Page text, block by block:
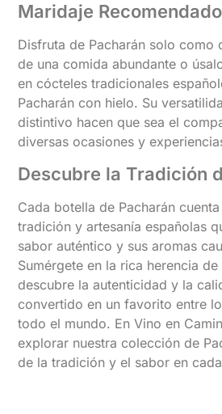
Maridaje Recomendado
Disfruta de Pacharán solo como
de una comida abundante o
en cócteles tradicionales
Pacharán con hielo. Su
distintivo hacen que sea el
diversas ocasiones y
Descubre la Tradición
Cada botella de Pacharán
tradición y artesanía españolas
sabor auténtico y sus aromas
Sumérgete en la rica herencia
descubre la autenticidad y la
convertido en un favorito entre
todo el mundo. En Vino en
explorar nuestra colección de
de la tradición y el sabor en